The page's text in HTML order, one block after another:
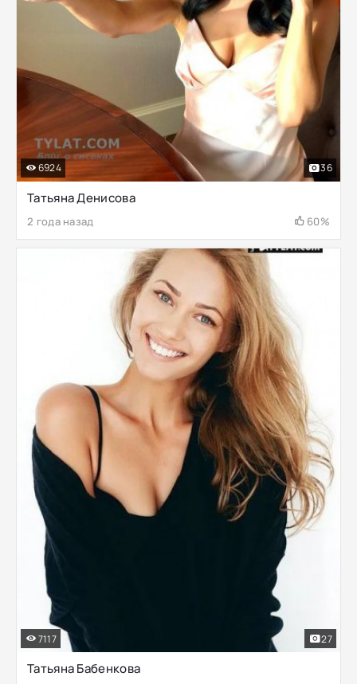
Татьяна Денисова
2 года назад 60%
6924 36
Татьяна Бабенкова
7117 27